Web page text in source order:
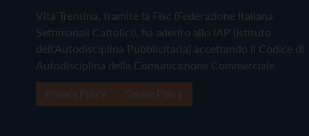
Vita Trentina, tramite la Fisc (Federazione Italiana
Settimanali Cattolici), ha aderito allo IAP (Istituto
dell'Autodisciplina Pubblicitaria) accettando il Codice di
Autodisciplina della Comunicazione Commerciale